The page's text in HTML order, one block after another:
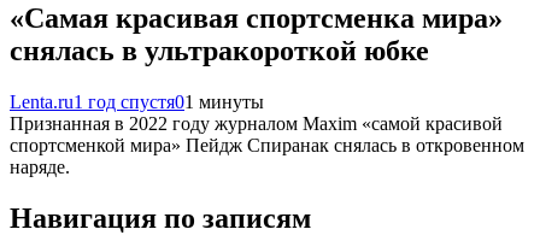
«Самая красивая спортсменка мира»
снялась в ультракороткой юбке
Lenta.ru1 год спустя01 минуты
Признанная в 2022 году журналом Maxim «самой красивой
спортсменкой мира» Пейдж Спиранак снялась в откровенном
наряде.
Навигация по записям